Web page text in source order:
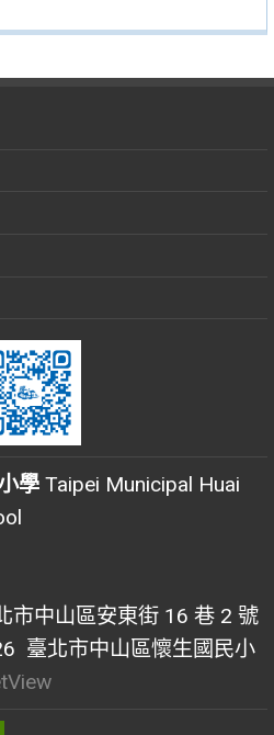
學 Taipei Municipal Huai
市中山區安東街 16 巷 2 號
臺北市中山區懷生國民小